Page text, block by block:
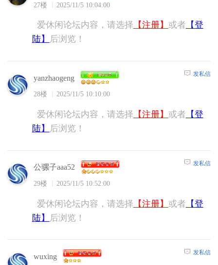
27楼 2025/11/5 10:04:00
爱休闲论坛内容，请选择 【注册】 或者 【登
陆】
后浏览！
yanzhaogeng
28楼 2025/11/5 10:10:00
发私信
爱休闲论坛内容，请选择 【注册】 或者 【登
陆】
后浏览！
公骡子aaa52
29楼 2025/11/5 10:52:00
发私信
爱休闲论坛内容，请选择 【注册】 或者 【登
陆】
后浏览！
wuxing 发私信